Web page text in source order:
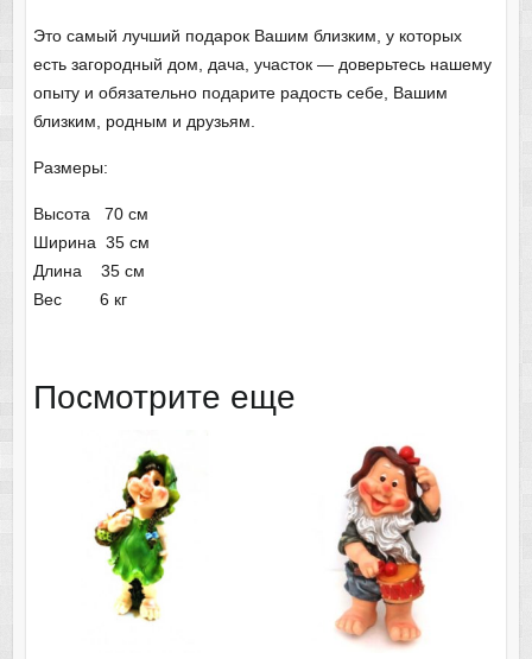
Это самый лучший подарок Вашим близким, у которых
есть загородный дом, дача, участок — доверьтесь нашему
опыту и обязательно подарите радость себе, Вашим
близким, родным и друзьям.
Размеры:
Высота 70 см
Ширина 35 см
Длина 35 см
Вес 6 кг
Посмотрите еще